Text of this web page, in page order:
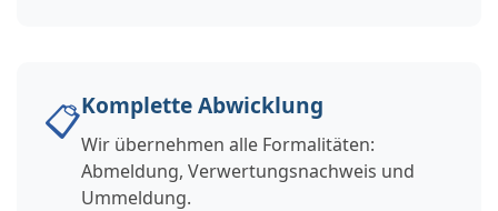
📋Komplette Abwicklung
Wir übernehmen alle Formalitäten:
Abmeldung, Verwertungsnachweis und
Ummeldung.